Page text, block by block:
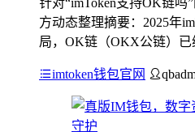
方动态整理摘要：2025年
局，OK链（OKX公链）已
imtoken钱包官网